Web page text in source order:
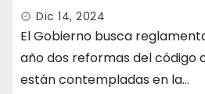
Dic 14, 2024
El Gobierno busca
año dos reformas del código
están contempladas en la…